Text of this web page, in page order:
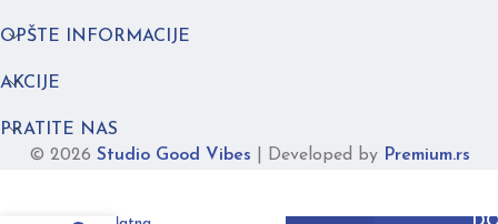
OPŠTE INFORMACIJE
AKCIJE
PRATITE NAS
© 2026 Studio Good Vibes Developed by Premium.rs